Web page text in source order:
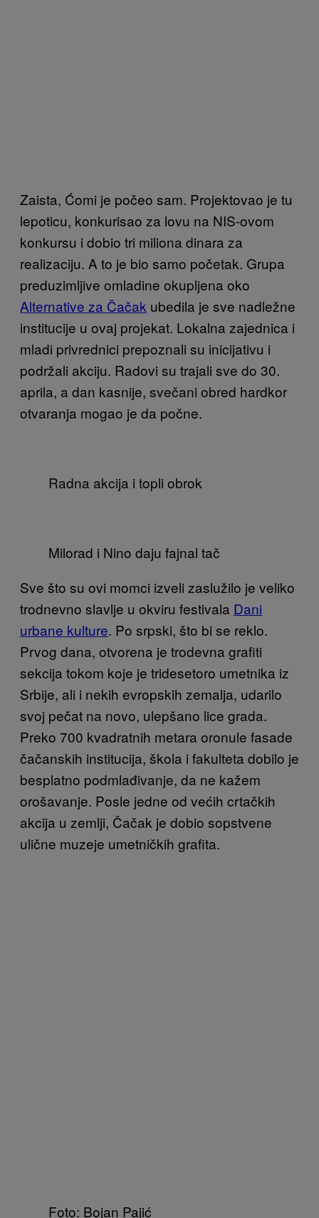
Zaista, Ćomi je počeo sam. Projektovao je tu
lepoticu, konkurisao za lovu na NIS-ovom
konkursu i dobio tri miliona dinara za
realizaciju. A to je bio samo početak. Grupa
preduzimljive omladine okupljena oko
Alternative za Čačak ubedila je sve nadležne
institucije u ovaj projekat. Lokalna zajednica i
mladi privrednici prepoznali su inicijativu i
podržali akciju. Radovi su trajali sve do 30.
aprila, a dan kasnije, svečani obred hardkor
otvaranja mogao je da počne.
Radna akcija i topli obrok
Milorad i Nino daju fajnal tač
Sve što su ovi momci izveli zaslužilo je veliko
trodnevno slavlje u okviru festivala Dani
urbane kulture. Po srpski, što bi se reklo.
Prvog dana, otvorena je trodevna grafiti
sekcija tokom koje je tridesetoro umetnika iz
Srbije, ali i nekih evropskih zemalja, udarilo
svoj pečat na novo, ulepšano lice grada.
Preko 700 kvadratnih metara oronule fasade
čačanskih institucija, škola i fakulteta dobilo je
besplatno podmlađivanje, da ne kažem
orošavanje. Posle jedne od većih crtačkih
akcija u zemlji, Čačak je dobio sopstvene
ulične muzeje umetničkih grafita.
Foto: Bojan Pajić